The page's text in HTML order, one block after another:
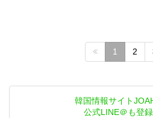
1 2
韓国情報サイト
公式LINE＠も登